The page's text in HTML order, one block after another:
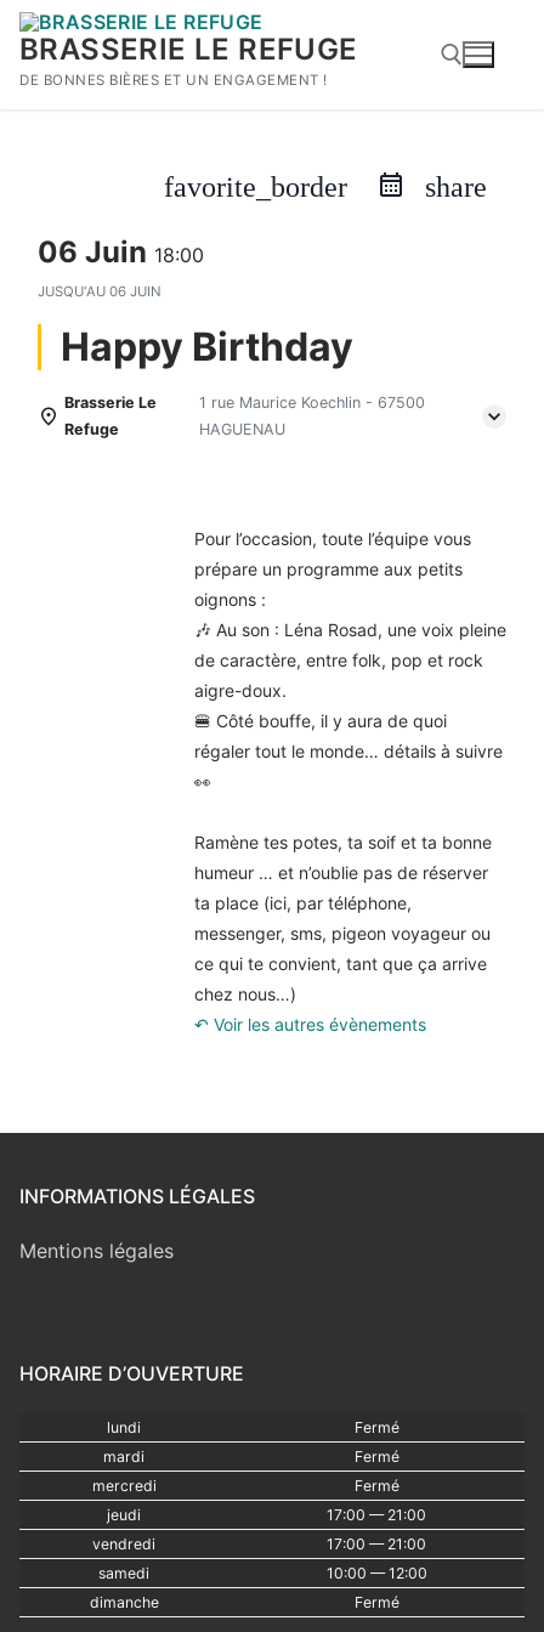
Aller
contenu
BRASSERIE LE REFUGE
DE BONNES BIÈRES ET UN ENGAGEMENT !
favorite_border share
06 Juin 18:00
JUSQU'AU 06 JUIN
Happy Birthday
Brasserie Le
Refuge
1 rue Maurice Koechlin - 67500
HAGUENAU
Pour l’occasion, toute l’équipe vous
prépare un programme aux petits
oignons :
🎶 Au son : Léna Rosad, une voix pleine
de caractère, entre folk, pop et rock
aigre-doux.
🍔 Côté bouffe, il y aura de quoi
régaler tout le monde… détails à suivre
👀
Ramène tes potes, ta soif et ta bonne
humeur … et n’oublie pas de réserver
ta place (ici, par téléphone,
messenger, sms, pigeon voyageur ou
ce qui te convient, tant que ça arrive
chez nous…)
↶ Voir les autres évènements
INFORMATIONS LÉGALES
Mentions légales
HORAIRE D’OUVERTURE
lundi
Fermé
mardi
Fermé
mercredi
Fermé
jeudi
17:00 — 21:00
vendredi
17:00 — 21:00
samedi
10:00 — 12:00
dimanche
Fermé